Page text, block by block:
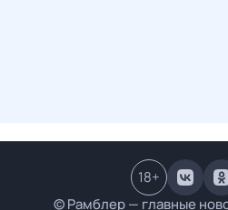
© Рамблер — главные
18+